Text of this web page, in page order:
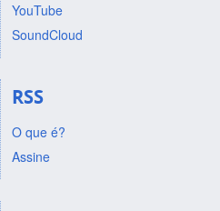
YouTube
SoundCloud
RSS
O que é?
Assine